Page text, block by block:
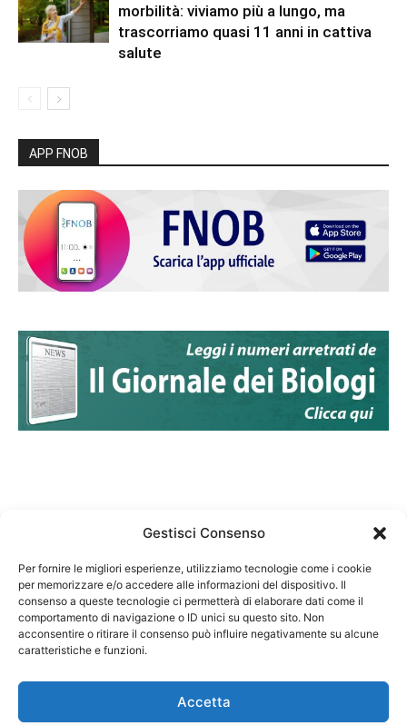
Gestisci Consenso
Per fornire le migliori esperienze, utilizziamo tecnologie come i cookie
per memorizzare e/o accedere alle informazioni del dispositivo. Il
consenso a queste tecnologie ci permetterà di elaborare dati come il
comportamento di navigazione o ID unici su questo sito. Non
acconsentire o ritirare il consenso può influire negativamente su alcune
caratteristiche e funzioni.
Accetta
morbilità: viviamo più a lungo, ma
trascorriamo quasi 11 anni in cattiva
salute
APP FNOB
Federazione Nazionale Degli Ordini dei Biologi:
codice fiscale 80069130583
Responsabile sito internet www.fnob.it: